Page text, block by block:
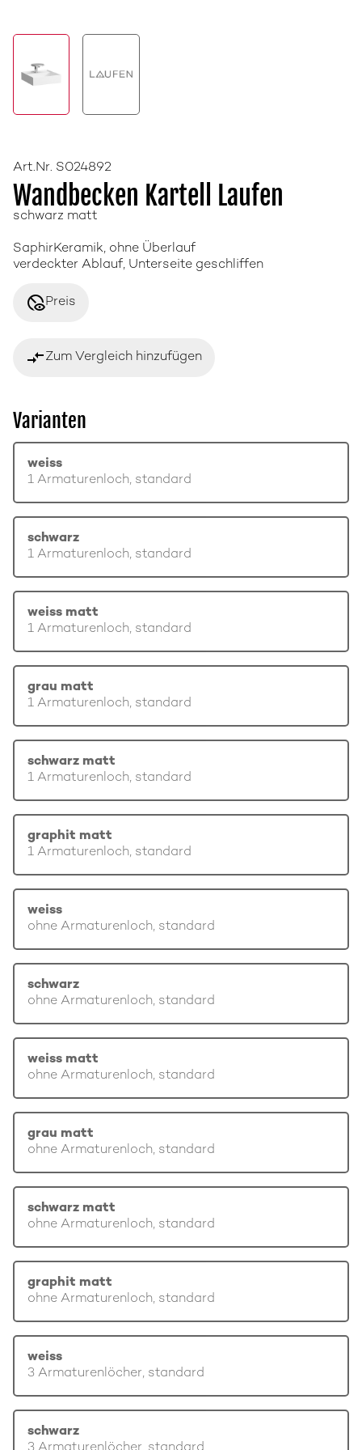
Art.Nr. S024892
Wandbecken Kartell Laufen
schwarz matt
SaphirKeramik, ohne Überlauf
verdeckter Ablauf, Unterseite geschliffen
disabled_visiblePreis
compare_arrowsZum Vergleich hinzufügen
Varianten
weiss
1 Armaturenloch, standard
schwarz
1 Armaturenloch, standard
weiss matt
1 Armaturenloch, standard
grau matt
1 Armaturenloch, standard
schwarz matt
1 Armaturenloch, standard
graphit matt
1 Armaturenloch, standard
weiss
ohne Armaturenloch, standard
schwarz
ohne Armaturenloch, standard
weiss matt
ohne Armaturenloch, standard
grau matt
ohne Armaturenloch, standard
schwarz matt
ohne Armaturenloch, standard
graphit matt
ohne Armaturenloch, standard
weiss
3 Armaturenlöcher, standard
schwarz